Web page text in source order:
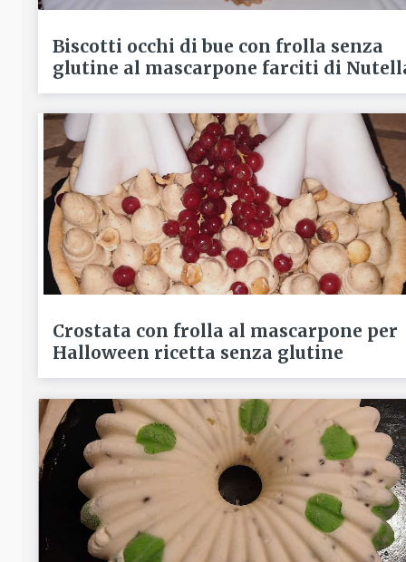
Biscotti occhi di bue con frolla senza
glutine al mascarpone farciti di
Crostata con frolla al mascarpone per
Halloween ricetta senza glutine